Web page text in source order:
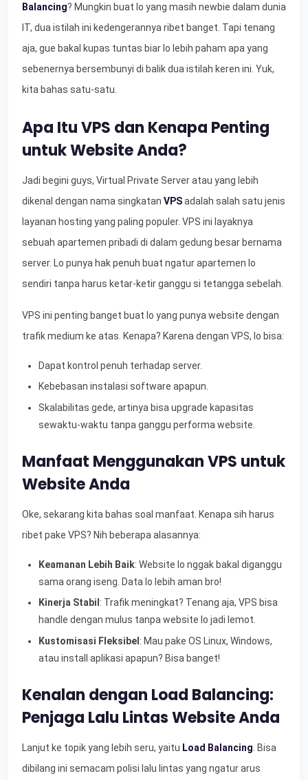
Balancing? Mungkin buat lo yang masih newbie dalam dunia
IT, dua istilah ini kedengerannya ribet banget. Tapi tenang
aja, gue bakal kupas tuntas biar lo lebih paham apa yang
sebenernya bersembunyi di balik dua istilah keren ini. Yuk,
kita bahas satu-satu.
Apa Itu VPS dan Kenapa Penting
untuk Website Anda?
Jadi begini guys, Virtual Private Server atau yang lebih
dikenal dengan nama singkatan VPSadalah salah satu jenis
layanan hosting yang paling populer. VPS ini layaknya
sebuah apartemen pribadi di dalam gedung besar bernama
server. Lo punya hak penuh buat ngatur apartemen lo
sendiri tanpa harus ketar-ketir ganggu si tetangga sebelah.
VPS ini penting banget buat lo yang punya website dengan
trafik medium ke atas. Kenapa? Karena dengan VPS, lo bisa:
Dapat kontrol penuh terhadap server.
Kebebasan instalasi software apapun.
Skalabilitas gede, artinya bisa upgrade kapasitas
sewaktu-waktu tanpa ganggu performa website.
Manfaat Menggunakan VPS untuk
Website Anda
Oke, sekarang kita bahas soal manfaat. Kenapa sih harus
ribet pake VPS? Nih beberapa alasannya:
Keamanan Lebih Baik: Website lo nggak bakal diganggu
sama orang iseng. Data lo lebih aman bro!
Kinerja Stabil : Trafik meningkat? Tenang aja, VPS bisa
handle dengan mulus tanpa website lo jadi lemot.
Kustomisasi Fleksibel : Mau pake OS Linux, Windows,
atau install aplikasi apapun? Bisa banget!
Kenalan dengan Load Balancing:
Penjaga Lalu Lintas Website Anda
Lanjut ke topik yang lebih seru, yaitu Load Balancing . Bisa
dibilang ini semacam polisi lalu lintas yang ngatur arus